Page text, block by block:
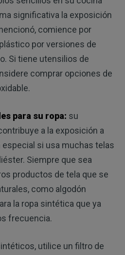
significativa la exposición
comience por
por versiones de
Si tiene utensilios de
comprar opciones de
para su ropa: su
a la exposición a
si usa muchas telas
Siempre que sea
productos de tela que se
como algodón
la ropa sintética que ya
frecuencia.
utilice un filtro de